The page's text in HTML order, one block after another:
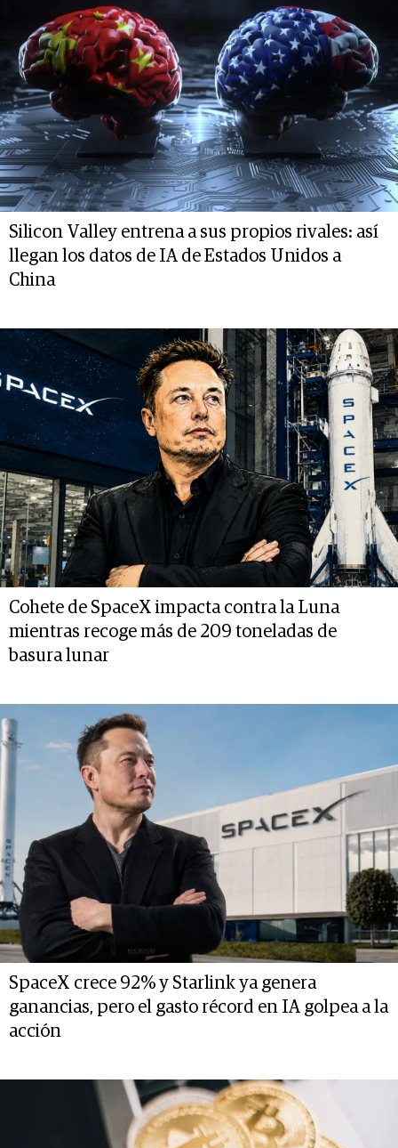
Silicon Valley entrena a sus propios rivales: así
llegan los datos de IA de Estados Unidos a
China
Cohete de SpaceX impacta contra la Luna
mientras recoge más de 209 toneladas de
basura lunar
SpaceX crece 92% y Starlink ya genera
ganancias, pero el gasto récord en IA golpea a la
acción